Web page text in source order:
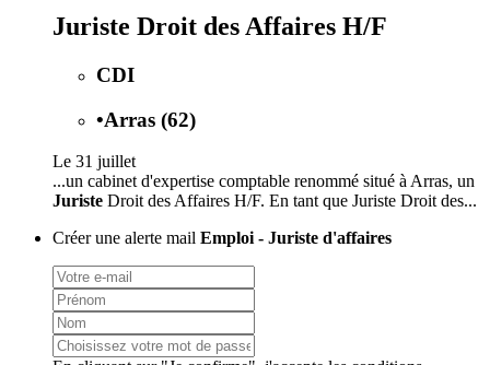
Juriste Droit des Affaires H/F
CDI
•Arras (62)
Le 31 juillet
...un cabinet d'expertise comptable renommé situé à Arras, un
Juriste Droit des Affaires H/F. En tant que Juriste Droit des...
Créer une alerte mail Emploi - Juriste d'affaires